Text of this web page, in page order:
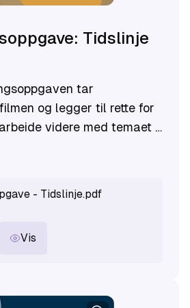
Tidslinje
tar
og legger til rette for
videre med temaet i
- Tidslinje.pdf
Vis